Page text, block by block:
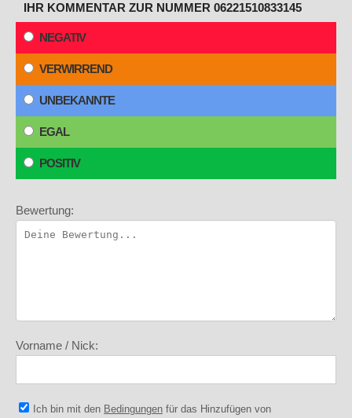
IHR KOMMENTAR ZUR NUMMER 06221510833145
NEGATIV
VERWIRREND
UNBEKANNTE
EGAL
POSITIV
Bewertung:
Vorname / Nick:
Ich bin mit den Bedingungen für das Hinzufügen von